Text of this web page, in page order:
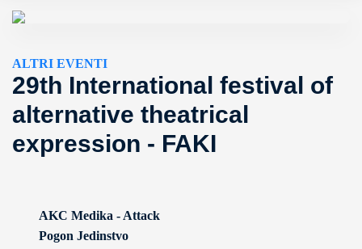
ALTRI EVENTI
29th International festival of
alternative theatrical
expression - FAKI
AKC Medika - Attack
Pogon Jedinstvo